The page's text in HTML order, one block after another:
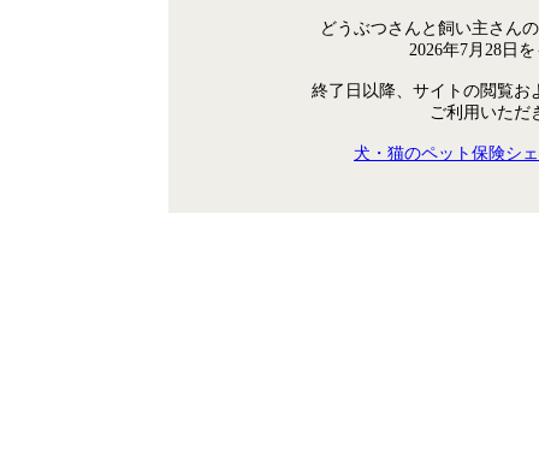
どうぶつさんと飼い主さん
2026年7月28日
終了日以降、サイトの閲覧お
ご利用いただ
犬・猫のペット保険シ